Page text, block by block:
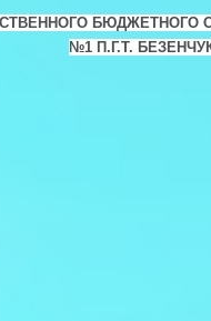
БЮДЖЕТНОГО
№1 П.Г.Т.